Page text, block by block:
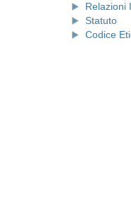
Relazioni
Statuto
Codice